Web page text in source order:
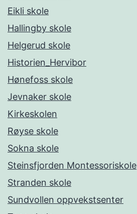
Eikli skole
Hallingby skole
Helgerud skole
Historien_Hervibor
Hønefoss skole
Jevnaker skole
Kirkeskolen
Røyse skole
Sokna skole
Steinsfjorden Montessoriskole
Stranden skole
Sundvollen oppvekstsenter